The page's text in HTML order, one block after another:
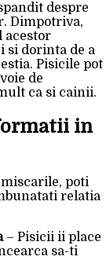
despre
Dimpotriva,
acestor
si dorinta de a
Pisicile pot
de
ca si cainii.
in
poti
relatia
– Pisicii ii place
sa-ti